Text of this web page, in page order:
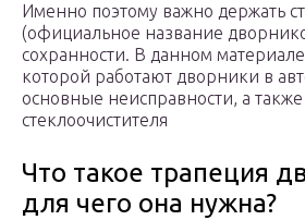
Именно поэтому важно держать
(официальное название
сохранности. В данном
которой работают дворники в
основные неисправности, а
стеклоочистителя
Что такое трапеция
для чего она нужна?